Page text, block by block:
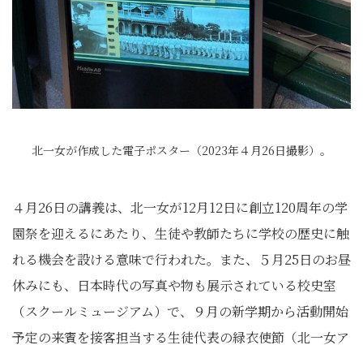
北一女が作成した電子ポスター（2023年４月26日撮影）。
４月26日の講義は、北一女が12月12日に創立120周年の学
園祭を迎えるにあたり、生徒や教師たちに学校の歴史に触
れる機会を設ける意味で行われた。また、５月25日のお昼
休みにも、日本時代の写真や物も展示されている校史室
（スクールミュージアム）で、９月の新学期から活動開始
予定の来賓を接客担当する生徒代表の緑衣使節（北一女ア